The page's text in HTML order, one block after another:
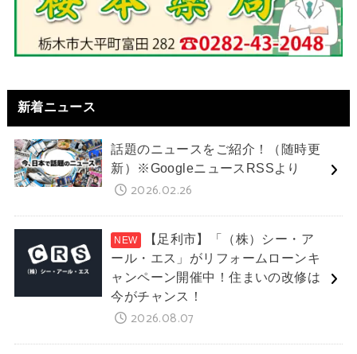
新着ニュース
話題のニュースをご紹介！（随時更
新）※GoogleニュースRSSより
2026.02.26
【足利市】「（株）シー・ア
ール・エス」がリフォームローンキ
ャンペーン開催中！住まいの改修は
今がチャンス！
2026.08.07